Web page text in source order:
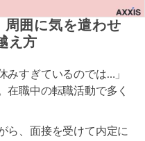
囲に気を遣わせ
え方
みすぎているのでは…」
在職中の転職活動で多く
ら、面接を受けて内定に